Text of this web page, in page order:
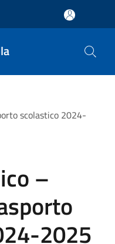
scolastico 2024-
–
2025